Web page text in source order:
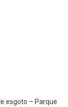
esgoto – Parque